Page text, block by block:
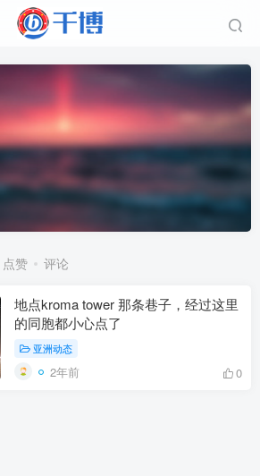
点赞 评论
地点kroma tower 那条巷子，经过这里
的同胞都小心点了
亚洲动态
2年前 0